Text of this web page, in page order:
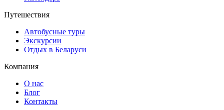
Путешествия
Автобусные туры
Экскурсии
Отдых в Беларуси
Компания
О нас
Блог
Контакты